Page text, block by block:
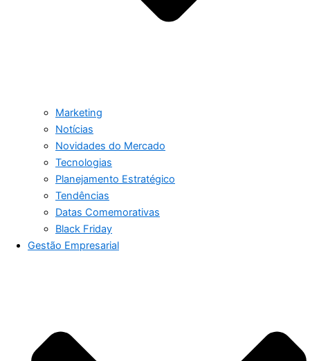
Marketing
Notícias
Novidades do Mercado
Tecnologias
Planejamento Estratégico
Tendências
Datas Comemorativas
Black Friday
Gestão Empresarial